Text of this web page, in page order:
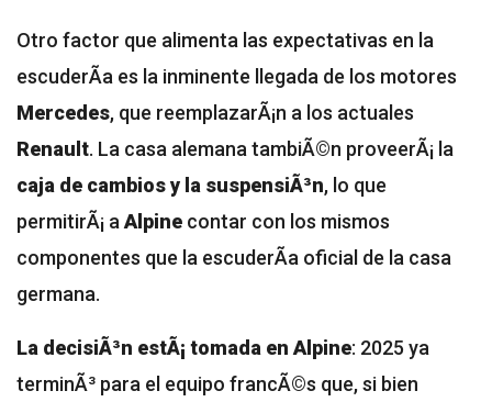
Otro factor que alimenta las expectativas en la
escuderÃ­a es la inminente llegada de los motores
Mercedes, que reemplazarÃ¡n a los actuales
Renault. La casa alemana tambiÃ©n proveerÃ¡ la
caja de cambios y la suspensiÃ³n, lo que
permitirÃ¡ a Alpine contar con los mismos
componentes que la escuderÃ­a oficial de la casa
germana.
La decisiÃ³n estÃ¡ tomada en Alpine: 2025 ya
terminÃ³ para el equipo francÃ©s que, si bien